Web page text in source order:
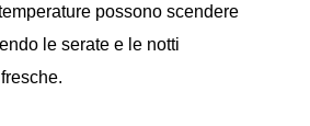
possono scendere
le serate e le notti